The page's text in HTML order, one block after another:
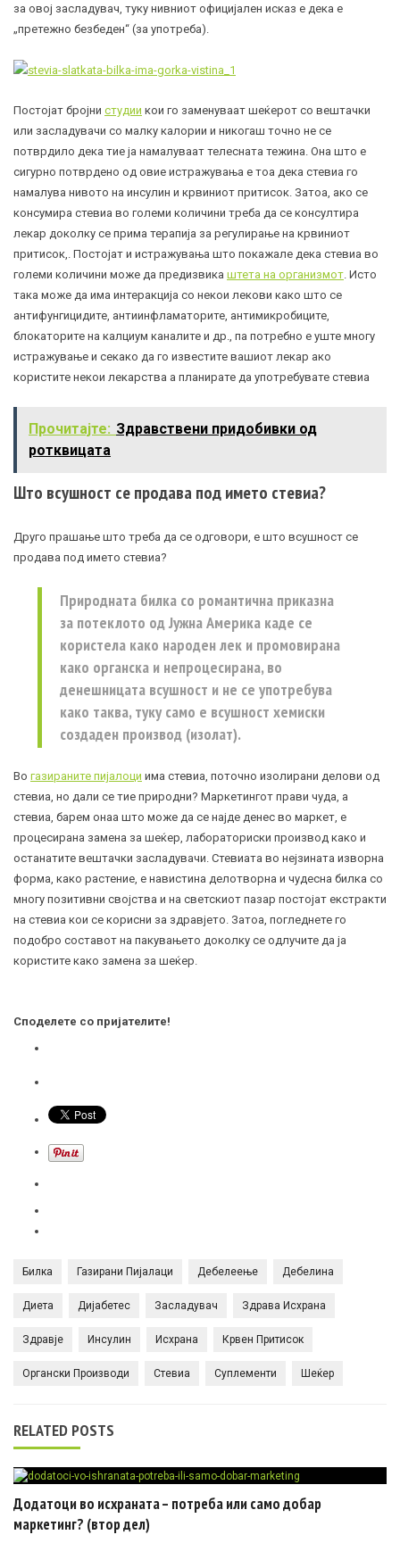
за овој засладувач, туку нивниот официјален исказ е дека е
„претежно безбеден“ (за употреба).
Постојат бројни студии кои го заменуваат шеќерот со вештачки
или засладувачи со малку калории и никогаш точно не се
потврдило дека тие ја намалуваат телесната тежина. Она што е
сигурно потврдено од овие истражувања е тоа дека стевиа го
намалува нивото на инсулин и крвиниот притисок. Затоа, ако се
консумира стевиа во големи количини треба да се консултира
лекар доколку се прима терапија за регулирање на крвиниот
притисок,. Постојат и истражувања што покажале дека стевиа во
големи количини може да предизвика штета на организмот . Исто
така може да има интеракција со некои лекови како што се
антифунгицидите, антиинфламаторите, антимикробиците,
блокаторите на калциум каналите и др., па потребно е уште многу
истражување и секако да го известите вашиот лекар ако
користите некои лекарства а планирате да употребувате стевиа
Прочитајте: Здравствени придобивки од
ротквицата
Што всушност се продава под името стевиа?
Друго прашање што треба да се одговори, е што всушност се
продава под името стевиа?
Природната билка со романтична приказна
за потеклото од Јужна Америка каде се
користела како народен лек и промовирана
како органска и непроцесирана, во
денешницата всушност и не се употребува
како таква, туку само е всушност хемиски
создаден производ (изолат).
Во газираните пијалоци има стевиа, поточно изолирани делови од
стевиа, но дали се тие природни? Маркетингот прави чуда, а
стевиа, барем онаа што може да се најде денес во маркет, е
процесирана замена за шеќер, лабораториски производ како и
останатите вештачки засладувачи. Стевиата во нејзината изворна
форма, како растение, е навистина делотворна и чудесна билка со
многу позитивни својства и на светскиот пазар постојат екстракти
на стевиа кои се корисни за здравјето. Затоа, погледнете го
подобро составот на пакувањето доколку се одлучите да ја
користите како замена за шеќер.
Споделете со пријателите!
Билка Газирани Пијалаци Дебелеење Дебелина
Диета Дијабетес Засладувач Здрава Исхрана
Здравје Инсулин Исхрана Крвен Притисок
Органски Производи Стевиа Суплементи Шеќер
RELATED POSTS
Додатоци во исхраната – потреба или само добар
маркетинг? (втор дел)